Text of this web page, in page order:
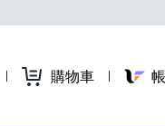
購物車